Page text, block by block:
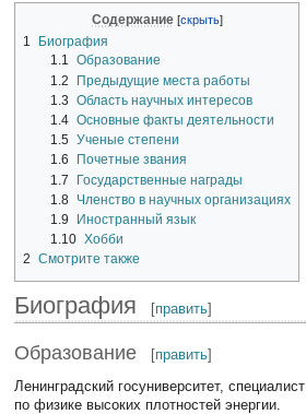
Содержание
1
Биография
1.1 Образование
1.2
Предыдущие места работы
1.3 Область научных интересов
1.4 Основные факты деятельности
1.5 Ученые степени
1.6
Почетные звания
1.7
Государственные награды
1.8 Членство в научных организациях
1.9
Иностранный язык
1.10 Хобби
2
Смотрите также
Биография [править]
Образование [править]
Ленинградский госуниверситет, специалист
по физике высоких плотностей энергии.